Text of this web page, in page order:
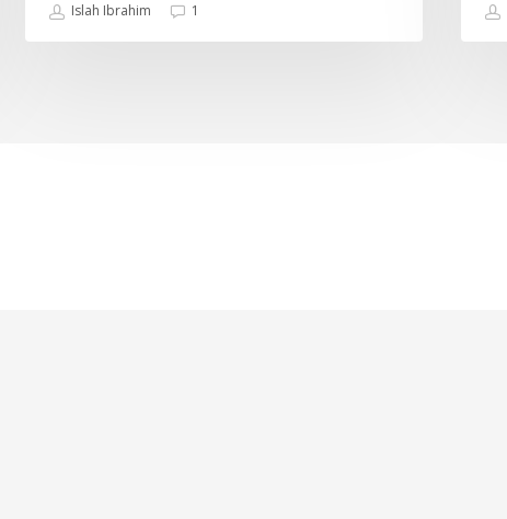
Islah Ibrahim 1